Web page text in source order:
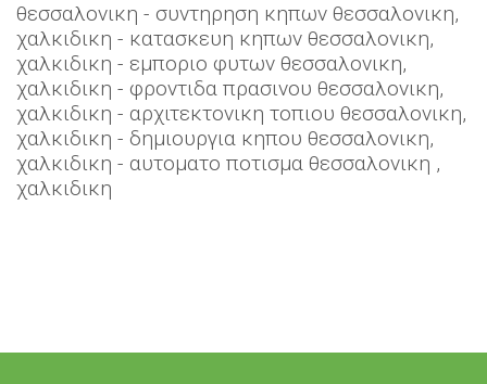
θεσσαλονικη - συντηρηση κηπων θεσσαλονικη,
χαλκιδικη - κατασκευη κηπων θεσσαλονικη,
χαλκιδικη - εμποριο φυτων θεσσαλονικη,
χαλκιδικη - φροντιδα πρασινου θεσσαλονικη,
χαλκιδικη - αρχιτεκτονικη τοπιου θεσσαλονικη,
χαλκιδικη - δημιουργια κηπου θεσσαλονικη,
χαλκιδικη - αυτοματο ποτισμα θεσσαλονικη ,
χαλκιδικη